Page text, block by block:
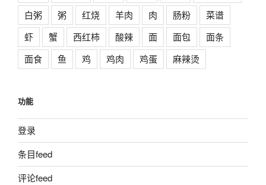
白粥
粥 红烧 羊肉 肉 肠粉
菜谱
虾
蟹 西红柿 酸辣 面 面包
面条
面食
鱼 鸡 鸡肉 鸡蛋 麻辣烫
功能
登录
条目feed
评论feed